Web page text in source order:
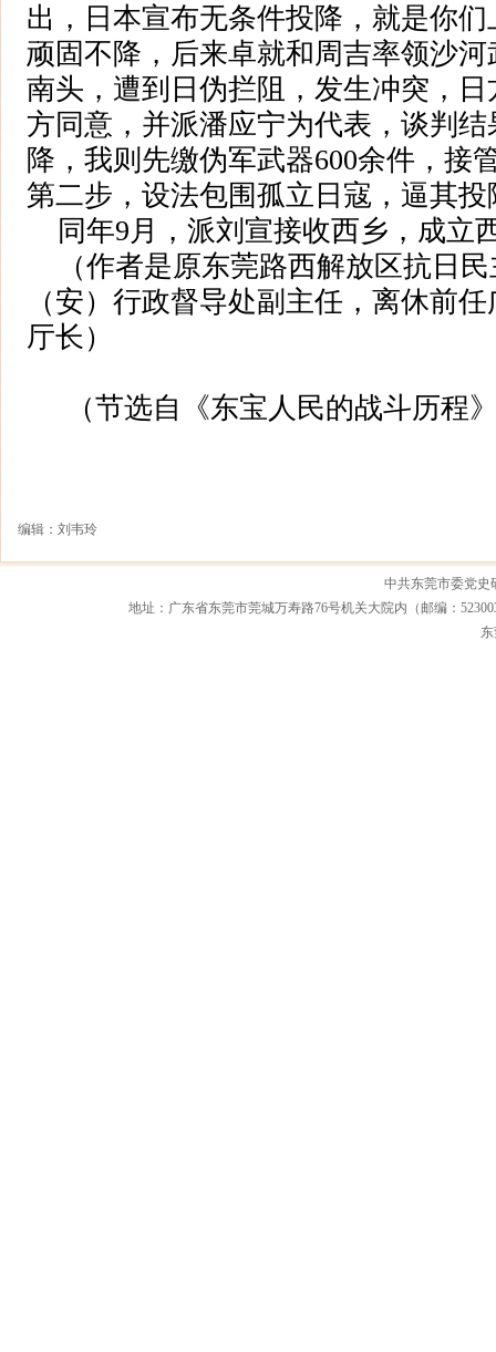
出，日本宣布无条件投降，就是你
顽固不降，后来卓就和周吉率领沙
南头，遭到日伪拦阻，发生冲突，
方同意，并派潘应宁为代表，谈判
降，我则先缴伪军武器600余件，接
第二步，设法包围孤立日寇，逼其投
同年9月，派刘宣接收西乡，成立
（作者是原东莞路西解放区抗日民
（安）行政督导处副主任，离休前
厅长）
（节选自《东宝人民的战斗历程
编辑：刘韦玲
中共东莞市委党史
地址：广东省东莞市莞城万寿路76号机关大院内（邮编：